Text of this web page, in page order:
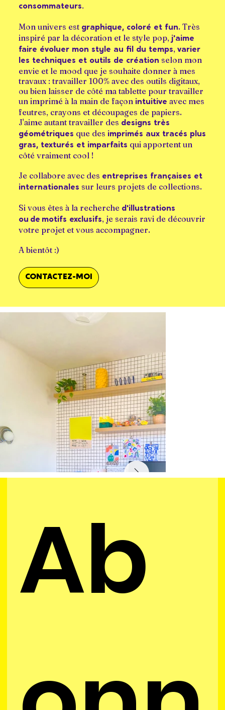
Ab
consommateurs.
Mon univers est graphique, coloré et fun. Très
inspiré par la décoration et le style pop, j'aime
faire évoluer mon style au fil du temps,varier
les techniques et outils de création selon mon
envie et le mood que je souhaite donner à mes
travaux : travailler 100% avec des outils digitaux,
ou bien laisser de côté ma tablette pour travailler
un imprimé à la main de façon intuitive avec mes
feutres, crayons et découpages de papiers.
J'aime autant travailler des designs très
géométriques que des imprimés aux tracés plus
gras, texturés et imparfaits qui apportent un
côté vraiment cool !
Je collabore avec des entreprises françaises et
internationales sur leurs projets de collections.
Si vous êtes à la recherche d'illustrations
ou de motifs exclusifs, je serais ravi de découvrir
votre projet et vous accompagner.
A bientôt :)
CONTACTEZ-MOI